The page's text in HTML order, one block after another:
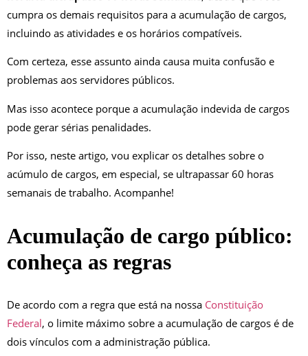
cumpra os demais requisitos para a acumulação de cargos,
incluindo as atividades e os horários compatíveis.
Com certeza, esse assunto ainda causa muita confusão e
problemas aos servidores públicos.
Mas isso acontece porque a acumulação indevida de cargos
pode gerar sérias penalidades.
Por isso, neste artigo, vou explicar os detalhes sobre o
acúmulo de cargos, em especial, se ultrapassar 60 horas
semanais de trabalho. Acompanhe!
Acumulação de cargo público:
conheça as regras
De acordo com a regra que está na nossa Constituição
Federal, o limite máximo sobre a acumulação de cargos é de
dois vínculos com a administração pública.